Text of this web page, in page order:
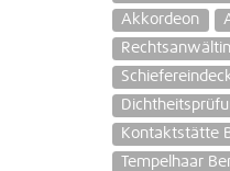
Akkordeon
Kontaktstätte
Tempelhaar